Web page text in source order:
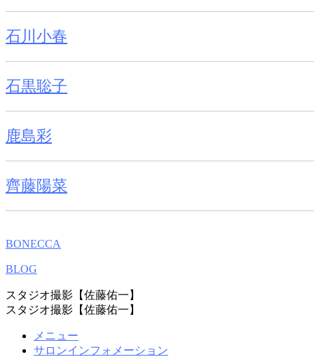
石川小春
石黒聡子
鹿島彩
齊藤陽菜
BONECCA
BLOG
スタジオ撮影【佐藤佑一】
スタジオ撮影【佐藤佑一】
メニュー
サロンインフォメーション